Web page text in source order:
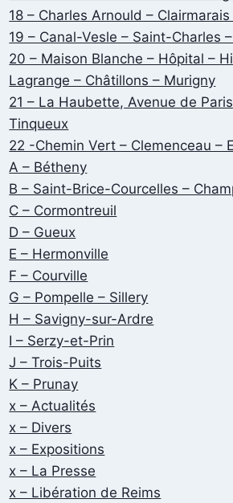
18 – Charles Arnould –
19 – Canal-Vesle – Saint-Charles
20 – Maison Blanche – Hôpital –
Lagrange – Châtillons – Murigny
21 – La Haubette, Avenue de
Tinqueux
22 -Chemin Vert – Clemenceau –
A – Bétheny
B – Saint-Brice-Courcelles –
C – Cormontreuil
D – Gueux
E – Hermonville
F – Courville
G – Pompelle – Sillery
H – Savigny-sur-Ardre
I – Serzy-et-Prin
J – Trois-Puits
K – Prunay
x – Actualités
x – Divers
x – Expositions
x – La Presse
x – Libération de Reims